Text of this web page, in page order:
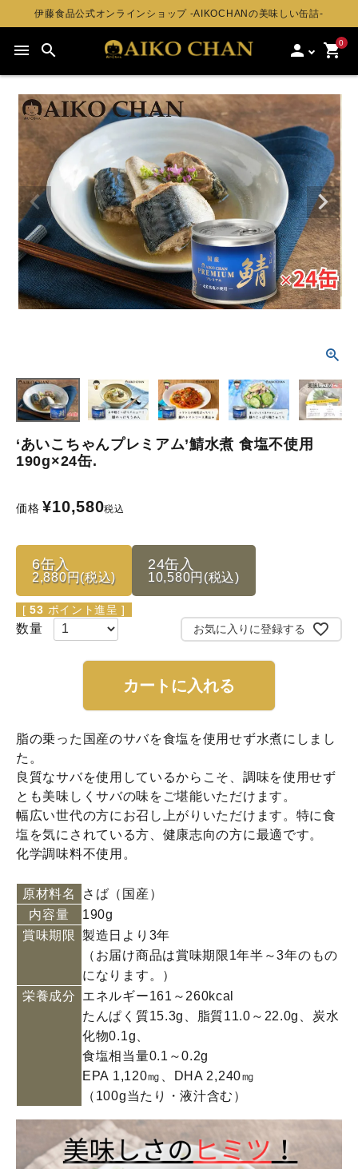
伊藤食品公式オンラインショップ -AIKOCHANの美味しい缶詰-
menu search person 0
shopping_cart
‘あいこちゃんプレミアム’鯖水煮 食塩不使用
190g×24缶.
価格 ¥10,580税込
6缶入
2,880円(税込)
24缶入
10,580円(税込)
[ 53 ポイント進呈 ]
お気に入りに登録する
カートに入れる
脂の乗った国産のサバを食塩を使用せず水煮にしまし
た。
良質なサバを使用しているからこそ、調味を使用せず
とも美味しくサバの味をご堪能いただけます。
幅広い世代の方にお召し上がりいただけます。特に食
塩を気にされている方、健康志向の方に最適です。
化学調味料不使用。
原材料名
さば（国産）
内容量
190g
賞味期限 製造日より3年
（お届け商品は賞味期限1年半～3年のもの
になります。）
栄養成分
エネルギー161～260kcal
たんぱく質15.3g、脂質11.0～22.0g、炭水
化物0.1g、
食塩相当量0.1～0.2g
EPA 1,120㎎、DHA 2,240㎎
（100g当たり・液汁含む）